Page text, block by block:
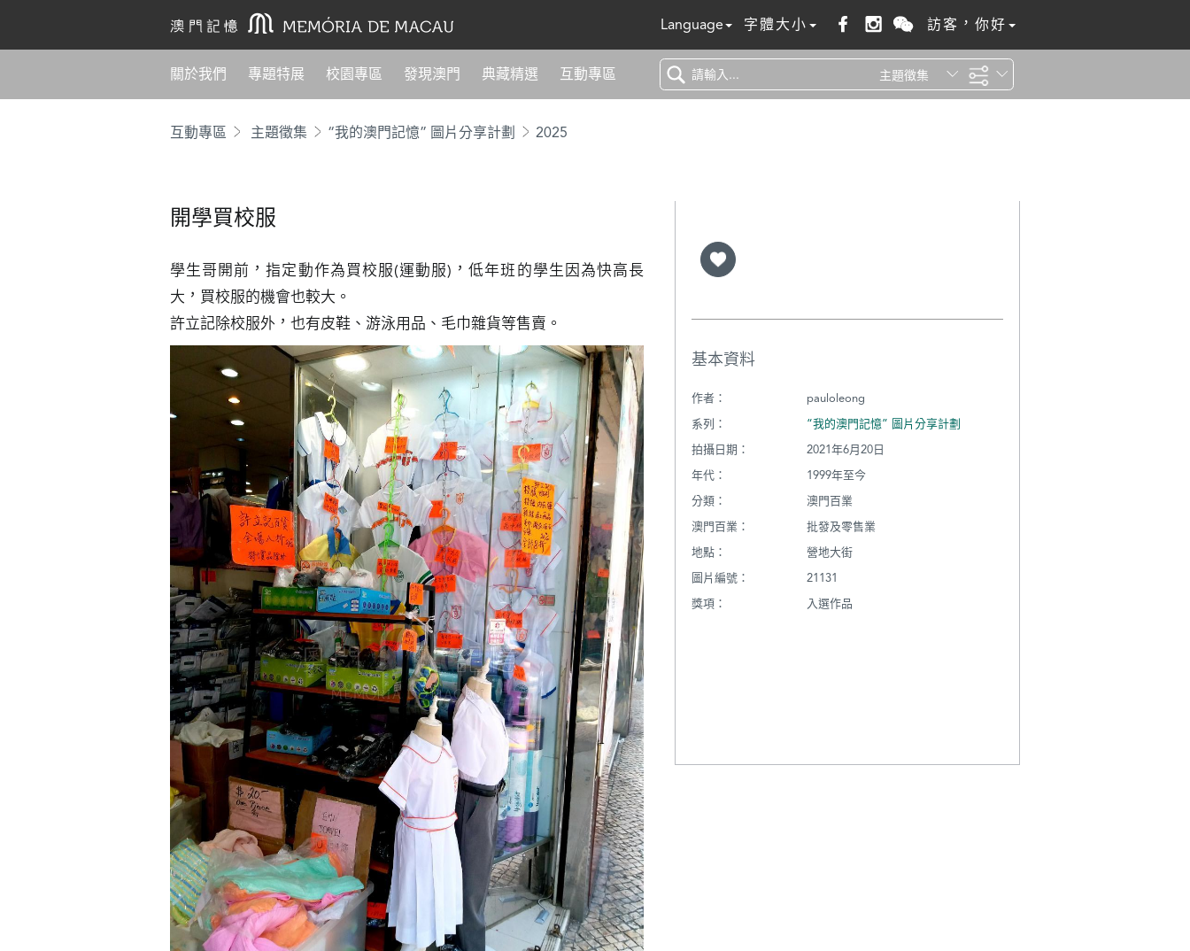
Language 字體大小 訪客，你好
關於我們 專題特展 校園專區 發現澳門 典藏精選 互動專區 主題徵集
互動專區 主題徵集 “我的澳門記憶” 圖片分享計劃 2025
開學買校服
學生哥開前，指定動作為買校服(運動服)，低年班的學生因為快高長
大，買校服的機會也較大。
許立記除校服外，也有皮鞋、游泳用品、毛巾雜貨等售賣。
基本資料
作者：
pauloleong
系列：
“我的澳門記憶” 圖片分享計劃
拍攝日期：
2021年6月20日
年代：
1999年至今
分類：
澳門百業
澳門百業：
批發及零售業
地點：
營地大街
圖片編號：
21131
獎項：
入選作品